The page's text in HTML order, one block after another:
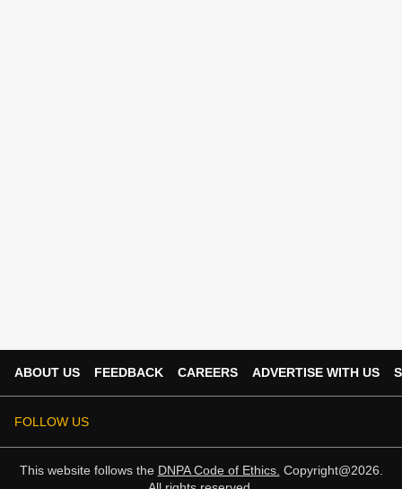
ABOUT US FEEDBACK CAREERS ADVERTISE WITH US
FOLLOW US
This website follows the DNPA Code of Ethics. Copyright@2026.